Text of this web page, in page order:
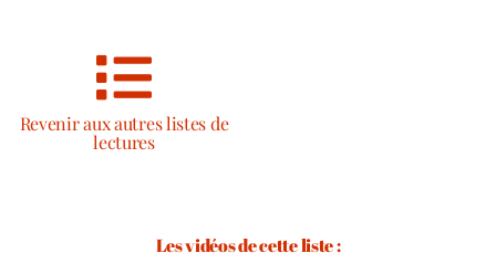
Revenir aux autres listes de
lectures
Les vidéos de cette liste :